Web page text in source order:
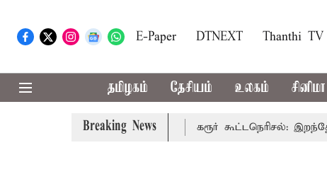
E-Paper DTNEXT Thanthi TV
தமிழகம் தேசியம் உலகம் சினிமா
Breaking News
முதல்-அமைச்சர் விஜய் கரூர் கூட்டநெரிசல்: